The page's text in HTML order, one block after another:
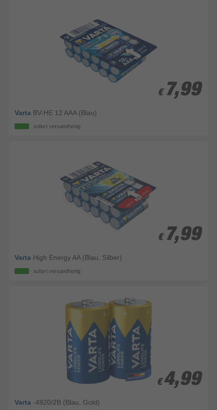
€ 7,99
€ 7,99
Varta BV-HE 12 AAA (Blau)
sofort versandfertig
€ 7,99
€ 7,99
Varta High Energy AA (Blau, Silber)
sofort versandfertig
€ 4,99
€ 4,99
Varta -4920/2B (Blau, Gold)